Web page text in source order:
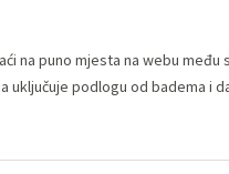
na puno mjesta na webu
uključuje podlogu od badema i